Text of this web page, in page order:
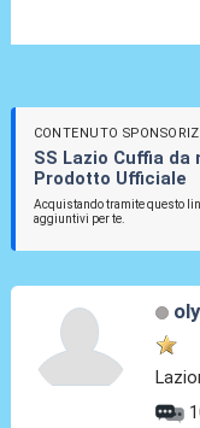
CONTENUTO
SS Lazio Cuffia
Prodotto Ufficiale
Acquistando tramite questo
aggiuntivi per te.